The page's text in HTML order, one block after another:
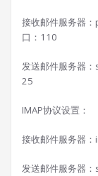
接收邮件服务器
口：110
发送邮件服务器
25
IMAP协议设置：
接收邮件服务器
发送邮件服务器